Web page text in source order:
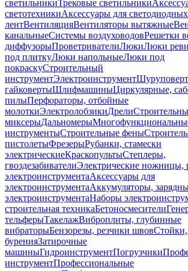
светильникиТрековые светильники
светотехникиАксессуары для светодиодных
лентВентиляцияВентиляторы вытяжные
канальныеСистемы воздуховодовРешетки
диффузорыПроветривателиЛюкиЛюки
под плиткуЛюки напольныеЛюки под
покраскуСтроительный
инструментЭлектроинструмент
гайковертыШлифмашиныЦиркулярные,
пилыПерфораторы, отбойные
молоткиЭлектролобзикиДрели
миксерыДальномеры
инструментыСтроительные фены
пистолетыФрезерыРубанки, стамески
электрическиеКраскопультыСтеплеры,
гвоздезабивателиЭлектрические ножницы,
электроинструментаАксессуары для
электроинструментаАккумуляторы,
электроинструментаНаборы
строительная техникаБетоносмесители
тельферыТакелажВиброплиты, глубинные
вибраторыБензорезы, резчики швовСтойки,
буренияЗатирочные
машиныГидроинструментПогрузчики
инструментПрофессиональные